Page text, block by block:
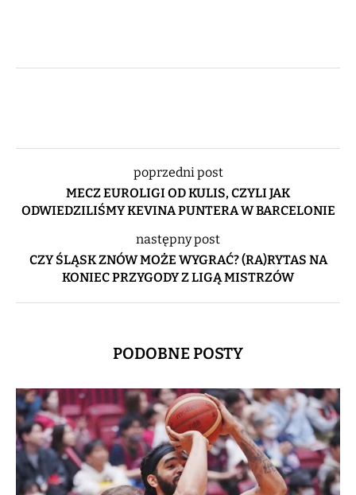
poprzedni post
MECZ EUROLIGI OD KULIS, CZYLI JAK
ODWIEDZILIŚMY KEVINA PUNTERA W BARCELONIE
następny post
CZY ŚLĄSK ZNÓW MOŻE WYGRAĆ? (RA)RYTAS NA
KONIEC PRZYGODY Z LIGĄ MISTRZÓW
PODOBNE POSTY